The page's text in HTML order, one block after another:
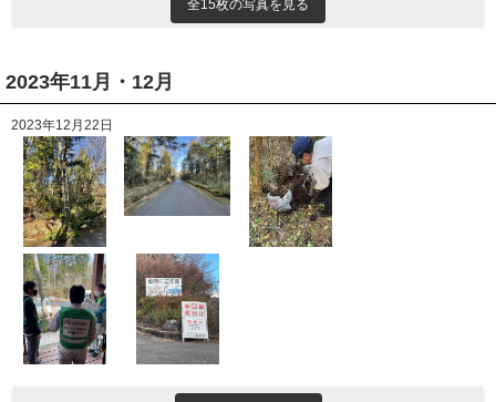
全15枚の写真を見る
2023年11月・12月
2023年12月22日